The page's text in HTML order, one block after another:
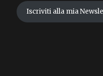
Iscriviti alla mia